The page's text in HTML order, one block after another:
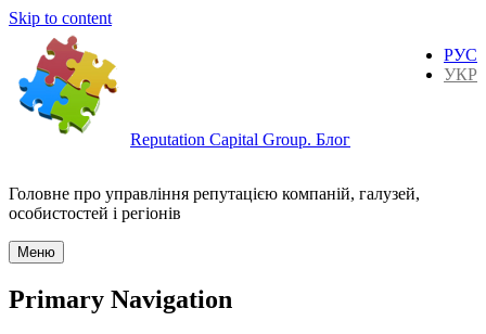
Skip to content
Reputation Capital Group. Блог
РУС
УКР
Головне про управління репутацією компаній, галузей,
особистостей і регіонів
Меню
Primary Navigation